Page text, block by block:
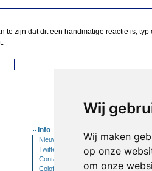
Wij
Wij maken
op onze
om onze
te zijn dat dit een handmatige reactie is, typ
Info
Nieuwsbrief
Twitter
Contact
Colofon